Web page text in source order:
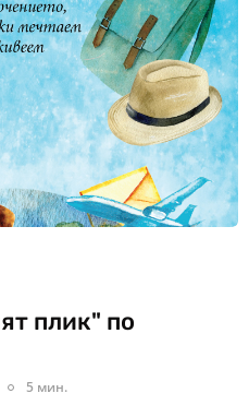
плик" по
5 мин.